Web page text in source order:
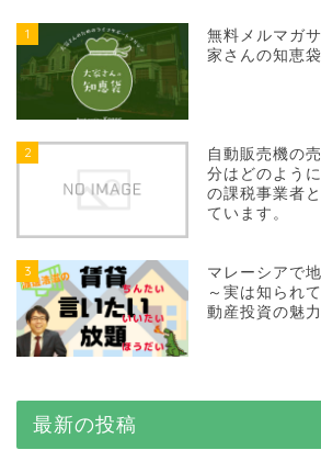
1
無料メルマガ
家さんの知恵袋
2
自動販売機の
分はどのよう
の課税事業者
ています。
3
マレーシアで
～実は知られ
動産投資の魅力
最新の投稿